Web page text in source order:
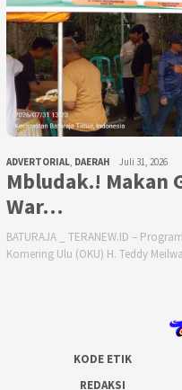
ADVERTORIAL DAERAH Juli 31, 2026
Mbludak.! Makan
War…
BATURAJA _ TERANEW.ID –
Komering Ulu (OKU) H. Teddy
KODE ETIK
REDAKSI